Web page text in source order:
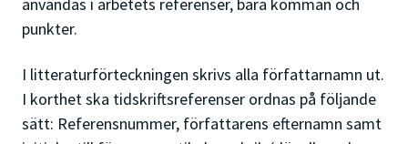
punkter.
I litteraturförteckningen skrivs alla författarnamn ut.
I korthet ska tidskriftsreferenser ordnas på följande
sätt: Referensnummer, författarens efternamn samt